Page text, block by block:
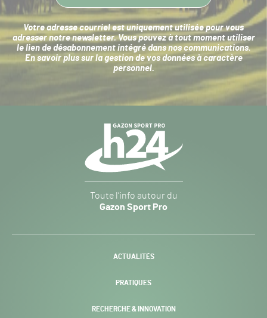
Votre adresse courriel est uniquement utilisée pour vous
adresser notre newsletter. Vous pouvez à tout moment utiliser
le lien de désabonnement intégré dans nos communications.
En savoir plus sur la gestion de vos données à caractère
personnel.
Sport
Pro
-
Toute l’info autour du
Gazon Sport Pro
ACTUALITÉS
PRATIQUES
RECHERCHE & INNOVATION